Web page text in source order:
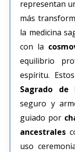
representan
más
la medicina
con la
equilibrio
espíritu.
Sagrado de
seguro y
guiado por
ancestrales
uso